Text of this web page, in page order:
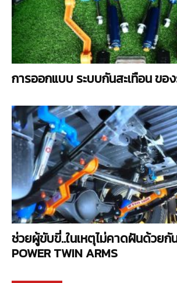
การออกแบบ ระบบกันสะเทือน ขอ
ช่วยผู้ขับขี่..ในเหตุไม่คาดฝันด้วยกั
POWER TWIN ARMS